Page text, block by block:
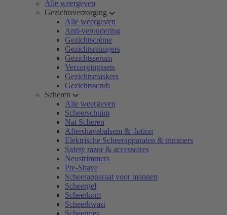
Alle weergeven
Gezichtsverzorging
Alle weergeven
Anti-veroudering
Gezichtscrème
Gezichtsreinigers
Gezichtsserum
Verzorgingssets
Gezichtsmaskers
Gezichtsscrub
Scheren
Alle weergeven
Scheerschuim
Nat Scheren
Aftershavebalsem & -lotion
Elektrische Scheerapparaten & trimmers
Safety razor & accessoires
Neustrimmers
Pre-Shave
Scheerapparaat voor mannen
Scheergel
Scheerkom
Scheerkwast
Scheermes